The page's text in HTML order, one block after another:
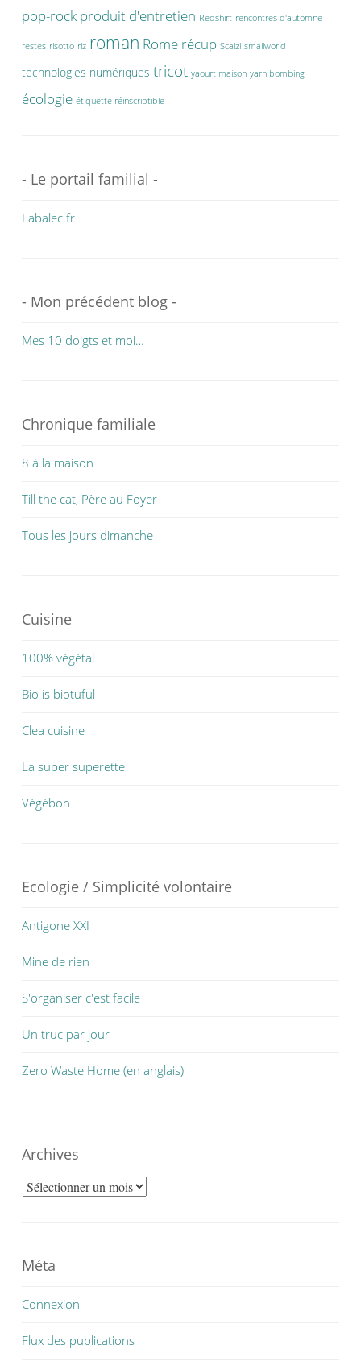
pop-rock produit d'entretien Redshirt rencontres d'automne
restes risotto riz roman Rome récup Scalzi smallworld
technologies numériques tricot yaourt maison yarn bombing
écologie étiquette réinscriptible
- Le portail familial -
Labalec.fr
- Mon précédent blog -
Mes 10 doigts et moi…
Chronique familiale
8 à la maison
Till the cat, Père au Foyer
Tous les jours dimanche
Cuisine
100% végétal
Bio is biotuful
Clea cuisine
La super superette
Végébon
Ecologie / Simplicité volontaire
Antigone XXI
Mine de rien
S'organiser c'est facile
Un truc par jour
Zero Waste Home (en anglais)
Archives
Archives
Méta
Connexion
Flux des publications